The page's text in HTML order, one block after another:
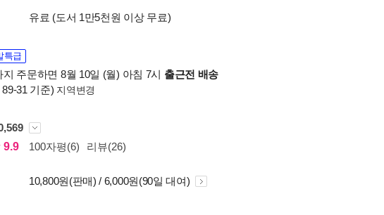
유료 (도서 1만5천원 이상 무료)
특급
주문하면 8월 10일 (월) 아침 7시 출근전 배송
31 기준) 지역변경
9.9
100자평(6) 리뷰(26)
10,800원(판매) / 6,000원(90일 대여)